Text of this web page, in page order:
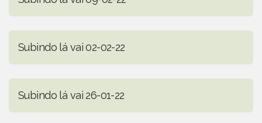
Subindo lá vai 02-02-22
Subindo lá vai 26-01-22